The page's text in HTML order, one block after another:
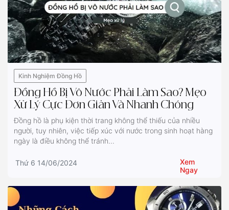
Kinh Nghiệm Đồng Hồ
Đồng Hồ Bị Vô Nước Phải Làm Sao? Mẹo
Xử Lý Cực Đơn Giản Và Nhanh Chóng
Đồng hồ là phụ kiện thời trang không thể thiếu của nhiều
người, tuy nhiên, việc tiếp xúc với nước trong sinh hoạt hàng
ngày là điều không thể tránh...
Thứ 6 14/06/2024
Xem
Ngay